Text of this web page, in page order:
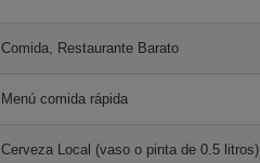
Comida, Restaurante Barato
Menú comida rápida
Cerveza Local (vaso o pinta de 0.5 litros)